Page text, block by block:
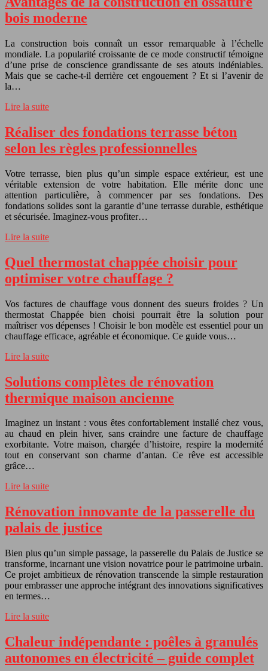
bois moderne
La construction bois connaît un essor remarquable à l’échelle
mondiale. La popularité croissante de ce mode constructif témoigne
d’une prise de conscience grandissante de ses atouts indéniables.
Mais que se cache-t-il derrière cet engouement ? Et si l’avenir de
la…
Lire la suite
Réaliser des fondations terrasse béton
selon les règles professionnelles
Votre terrasse, bien plus qu’un simple espace extérieur, est une
véritable extension de votre habitation. Elle mérite donc une
attention particulière, à commencer par ses fondations. Des
fondations solides sont la garantie d’une terrasse durable, esthétique
et sécurisée. Imaginez-vous profiter…
Lire la suite
Quel thermostat chappée choisir pour
optimiser votre chauffage ?
Vos factures de chauffage vous donnent des sueurs froides ? Un
thermostat Chappée bien choisi pourrait être la solution pour
maîtriser vos dépenses ! Choisir le bon modèle est essentiel pour un
chauffage efficace, agréable et économique. Ce guide vous…
Lire la suite
Solutions complètes de rénovation
thermique maison ancienne
Imaginez un instant : vous êtes confortablement installé chez vous,
au chaud en plein hiver, sans craindre une facture de chauffage
exorbitante. Votre maison, chargée d’histoire, respire la modernité
tout en conservant son charme d’antan. Ce rêve est accessible
grâce…
Lire la suite
Rénovation innovante de la passerelle du
palais de justice
Bien plus qu’un simple passage, la passerelle du Palais de Justice se
transforme, incarnant une vision novatrice pour le patrimoine urbain.
Ce projet ambitieux de rénovation transcende la simple restauration
pour embrasser une approche intégrant des innovations significatives
en termes…
Lire la suite
Chaleur indépendante : poêles à granulés
autonomes en électricité – guide complet